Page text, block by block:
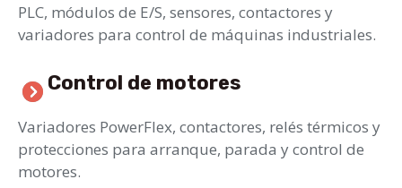
PLC, módulos de E/S, sensores, contactores y
variadores para control de máquinas industriales.
Control de motores
Variadores PowerFlex, contactores, relés térmicos y
protecciones para arranque, parada y control de
motores.